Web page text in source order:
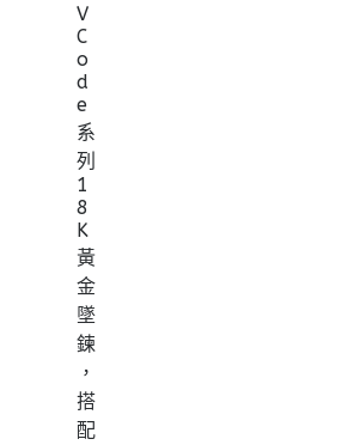
V
C
o
d
e
系
列
1
8
K
黃
金
墜
鍊
，
搭
配